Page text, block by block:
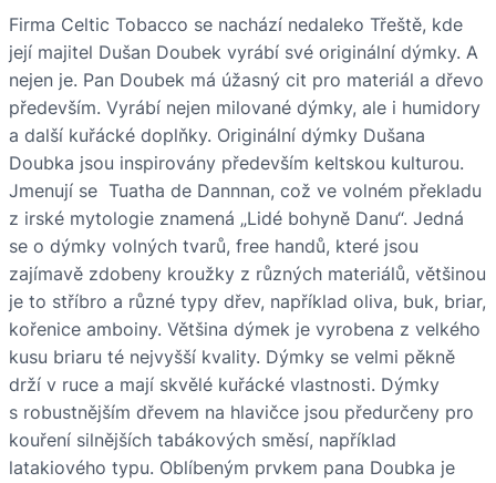
Firma Celtic Tobacco se nachází nedaleko Třeště, kde
její majitel Dušan Doubek vyrábí své originální dýmky. A
nejen je. Pan Doubek má úžasný cit pro materiál a dřevo
především. Vyrábí nejen milované dýmky, ale i humidory
a další kuřácké doplňky. Originální dýmky Dušana
Doubka jsou inspirovány především keltskou kulturou.
Jmenují se Tuatha de Dannnan, což ve volném překladu
z irské mytologie znamená „Lidé bohyně Danu“. Jedná
se o dýmky volných tvarů, free handů, které jsou
zajímavě zdobeny kroužky z různých materiálů, většinou
je to stříbro a různé typy dřev, například oliva, buk, briar,
kořenice amboiny. Většina dýmek je vyrobena z velkého
kusu briaru té nejvyšší kvality. Dýmky se velmi pěkně
drží v ruce a mají skvělé kuřácké vlastnosti. Dýmky
s robustnějším dřevem na hlavičce jsou předurčeny pro
kouření silnějších tabákových směsí, například
latakiového typu. Oblíbeným prvkem pana Doubka je